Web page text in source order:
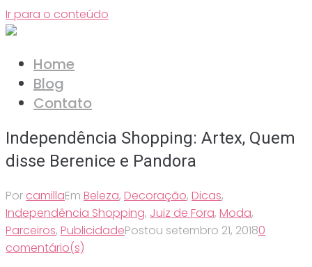
Ir para o conteúdo
Home
Blog
Contato
Independência Shopping: Artex, Quem
disse Berenice e Pandora
Por camillaEm Beleza, Decoração, Dicas,
Independência Shopping, Juiz de Fora, Moda,
Parceiros, PublicidadePostou setembro 21, 20180
comentário(s)